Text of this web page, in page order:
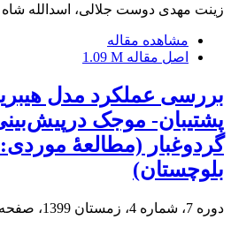
زینت مهدی دوست جلالی، اسدالله شاه
مشاهده مقاله
اصل مقاله 1.09 M
بررسی عملکرد مدل
پشتیبان- موجک
گردوغبار (مطالعۀ
بلوچستان)
دوره 7، شماره 4، زمستان 1399، صفحه